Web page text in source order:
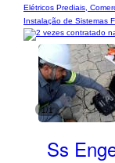
Elétricos Prediais,
Instalação de Sistemas
1/1
Ss